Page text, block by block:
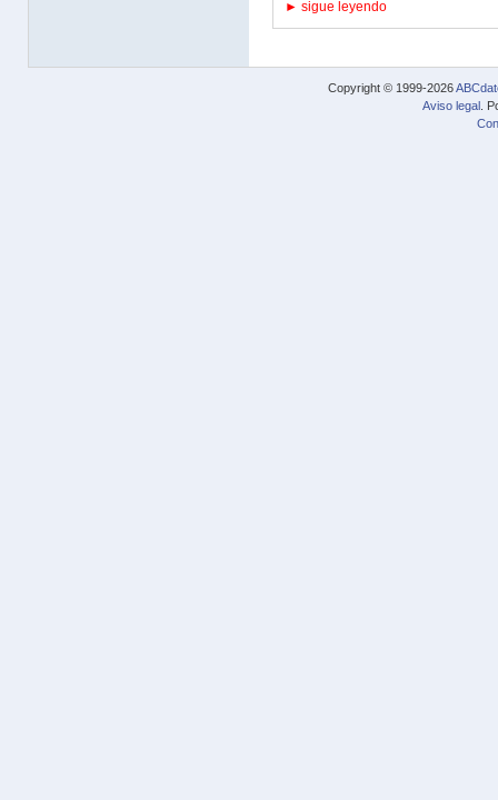
► sigue leyendo
Copyright © 1999-2026
Aviso legal .